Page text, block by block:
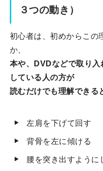
３つの動き）
初心者は、初めからこの
か、
本や、DVDなどで取り
している人の方が
読むだけでも理解できる
左肩を下げて回す
背骨を左に傾ける
腰を突き出すように